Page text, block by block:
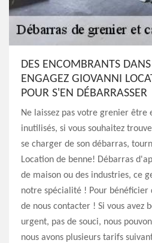
DES ENCOMBRANTS
ENGAGEZ GIOVANNI
POUR S'EN DÉBARRASSER
Ne laissez pas votre grenier être
inutilisés, si vous souhaitez
se charger de son débarras,
Location de benne! Débarras
de maison ou des industries, ce
notre spécialité ! Pour bénéficier
de nous contacter ! Si vous avez
urgent, pas de souci, nous
nous avons plusieurs tarifs